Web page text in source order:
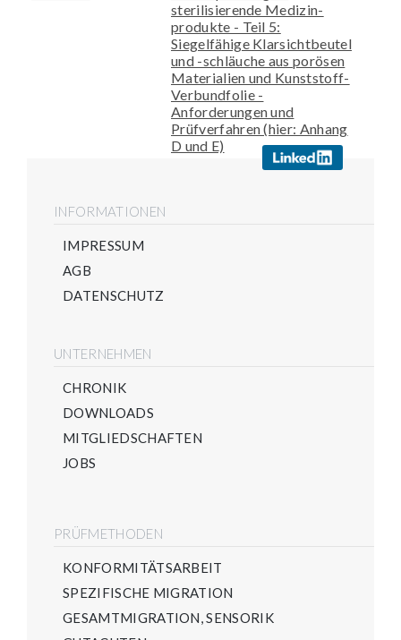
sterilisierende Medizin-
produkte - Teil 5:
Siegelfähige Klarsichtbeutel
und -schläuche aus porösen
Materialien und Kunststoff-
Verbundfolie -
Anforderungen und
Prüfverfahren (hier: Anhang
D und E)
INFORMATIONEN
IMPRESSUM
AGB
DATENSCHUTZ
UNTERNEHMEN
CHRONIK
DOWNLOADS
MITGLIEDSCHAFTEN
JOBS
PRÜFMETHODEN
KONFORMITÄTSARBEIT
SPEZIFISCHE MIGRATION
GESAMTMIGRATION, SENSORIK